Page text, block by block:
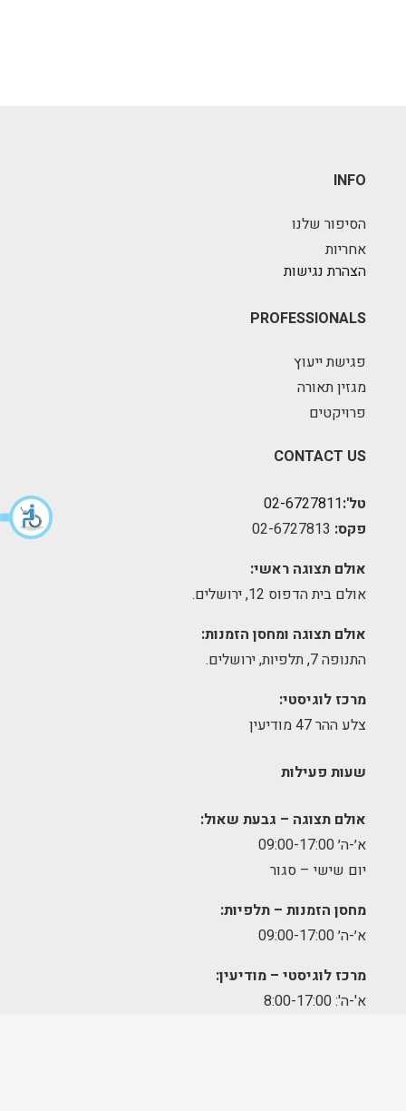
INFO
הסיפור שלנו
אחריות
הצהרת נגישות
PROFESSIONALS
פגישת ייעוץ
מגזין תאורה
פרויקטים
CONTACT US
טל':02-6727811
פקס:
אולם תצוגה ראשי:
אולם בית הדפוס 12, ירושלים.
אולם תצוגה ומחסן הזמנות:
התנופה 7, תלפיות, ירושלים.
מרכז לוגיסטי:
צלע ההר 47 מודיעין
שעות פעילות
אולם תצוגה – גבעת שאול:
א׳-ה׳ 09:00-17:00
יום שישי – סגור
מחסן הזמנות – תלפיות:
א׳-ה׳ 09:00-17:00
מרכז לוגיסטי – מודיעין:
א'-ה': 8:00-17:00